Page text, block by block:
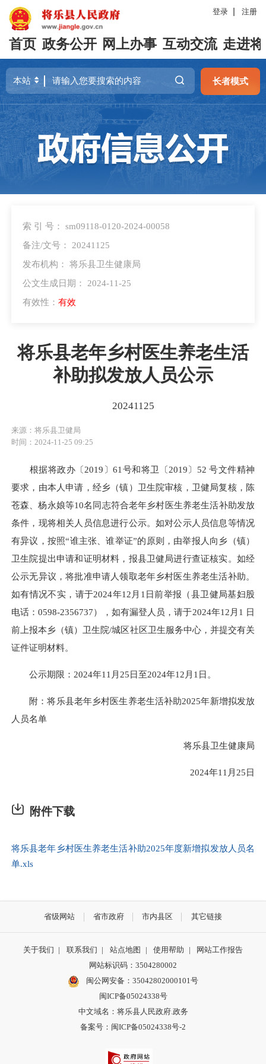
登录 注册
首页 政务公开 网上办事 互动交流 走进
长者模式
索 引 号： sm09118-0120-2024-00058
备注/文号： 20241125
发布机构： 将乐县卫生健康局
公文生成日期： 2024-11-25
有效性： 有效
将乐县老年乡村医生养老生活
补助拟发放人员公示
20241125
来源：将乐县卫健局
时间：2024-11-25 09:25
根据将政办〔2019〕61号和将卫〔2019〕52 号文件精神
要求，由本人申请，经乡（镇）卫生院审核，卫健局复核，陈
苍森、杨永娘等10名同志符合老年乡村医生养老生活补助发放
条件，现将相关人员信息进行公示。如对公示人员信息等情况
有异议，按照“谁主张、谁举证”的原则，由举报人向乡（镇）
卫生院提出申请和证明材料，报县卫健局进行查证核实。如经
公示无异议，将批准申请人领取老年乡村医生养老生活补助。
如有情况不实，请于2024年12月1日前举报（县卫健局基妇股
电话：0598-2356737），如有漏登人员，请于2024年12月1 日
前上报本乡（镇）卫生院/城区社区卫生服务中心，并提交有关
证件证明材料。
公示期限：2024年11月25日至2024年12月1日。
附：将乐县老年乡村医生养老生活补助2025年新增拟发放
人员名单
将乐县卫生健康局
2024年11月25日
附件下载
将乐县老年乡村医生养老生活补助2025年度新增拟发放人员名
单.xls
省级网站 省市政府 市内县区 其它链接
关于我们 | 联系我们 | 站点地图 | 使用帮助 |
网站工作报告
网站标识码：3504280002
闽公网安备：35042802000101号
闽ICP备05024338号
中文域名：将乐县人民政府.政务
备案号：闽ICP备05024338号-2